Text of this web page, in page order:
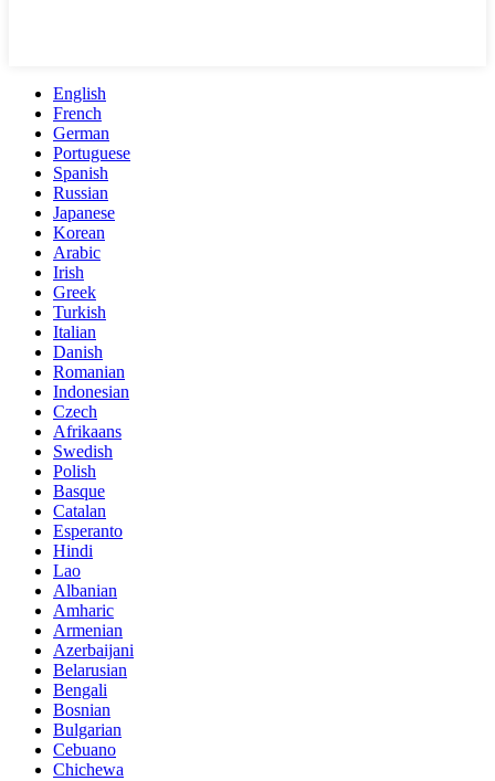
English
French
German
Portuguese
Spanish
Russian
Japanese
Korean
Arabic
Irish
Greek
Turkish
Italian
Danish
Romanian
Indonesian
Czech
Afrikaans
Swedish
Polish
Basque
Catalan
Esperanto
Hindi
Lao
Albanian
Amharic
Armenian
Azerbaijani
Belarusian
Bengali
Bosnian
Bulgarian
Cebuano
Chichewa